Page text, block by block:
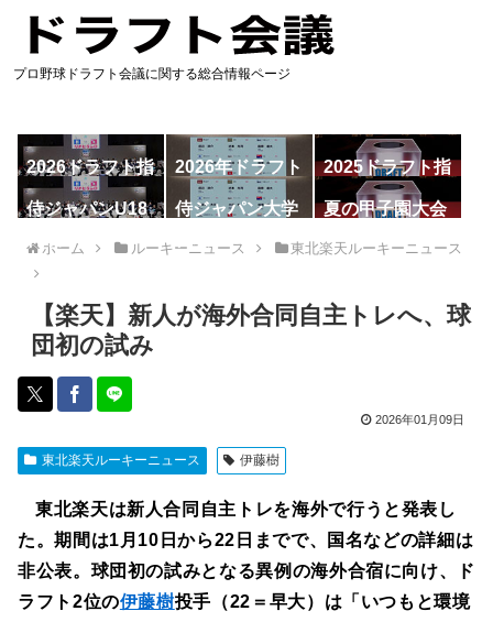
プロ野球ドラフト会議に関する総合情報ページ
2026ドラフト指
名予想
2026年ドラフト
候補
2025ドラフト指
名一覧
侍ジャパンU18
代表
侍ジャパン大学
夏の甲子園大会
ホーム ルーキーニュース 東北楽天ルーキーニュース
【楽天】新人が海外合同自主トレへ、球
団初の試み
2026年01月09日
東北楽天ルーキーニュース 伊藤樹
東北楽天は新人合同自主トレを海外で行うと発表し
た。期間は1月10日から22日までで、国名などの詳細は
非公表。球団初の試みとなる異例の海外合宿に向け、ド
ラフト2位の伊藤樹投手（22＝早大）は「いつもと環境